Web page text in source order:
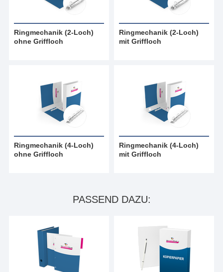
Ringmechanik (2-Loch)
ohne Griffloch
Ringmechanik (2-Loch)
mit Griffloch
Ringmechanik (4-Loch)
ohne Griffloch
Ringmechanik (4-Loch)
mit Griffloch
PASSEND DAZU: